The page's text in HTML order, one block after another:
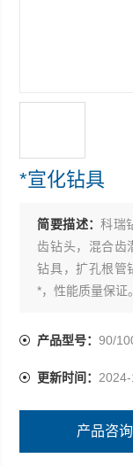
*宣化钻具
简要描述：科瑞
齿钻头，混合齿
钻具，扩孔根管
*，性能质量保证。
产品型号：90/100/
更新时间：
产品咨询